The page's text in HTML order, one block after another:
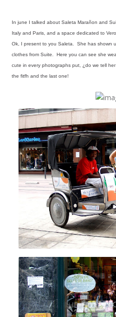
In june I talked about Saleta Marañon and
Italy and Paris, and a space dedicated to
Ok, I present to you Saleta. She has shown
clothes from Suite. Here you can see she
cute in every photographs put, ¿do we tell
the fitfh and the last one!